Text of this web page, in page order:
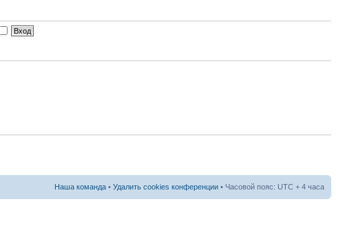
Наша команда • Удалить cookies конференции • Часовой пояс: UTC + 4 часа